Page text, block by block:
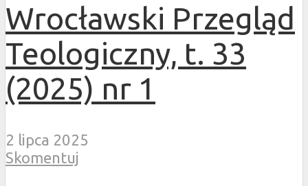
Wrocławski Przegląd
Teologiczny, t. 33
(2025) nr 1
2 lipca 2025
Skomentuj